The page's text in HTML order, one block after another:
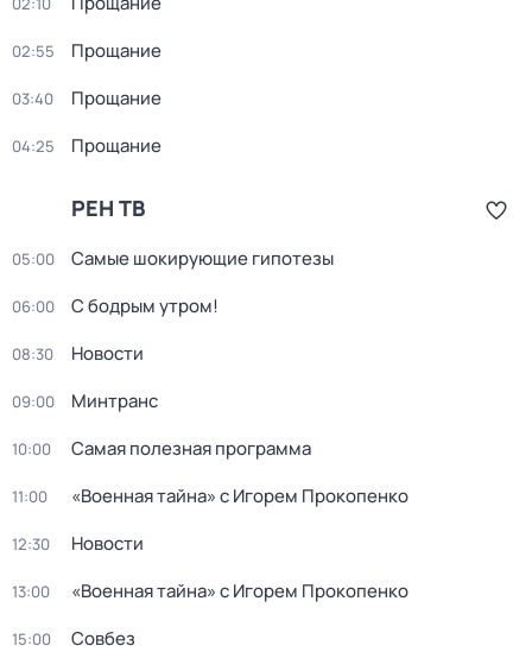
02:55 Прощание
03:40 Прощание
04:25 Прощание
РЕН ТВ
05:00 Самые шoкиpующие гипотезы
06:00 С бодрым утром!
08:30 Новости
09:00 Минтранс
10:00 Самая полезная программа
11:00 «Военнaя тайна» с Игорем Прокoпенко
12:30 Новости
13:00 «Военнaя тайна» с Игорем Прокoпенко
15:00 Coвбез